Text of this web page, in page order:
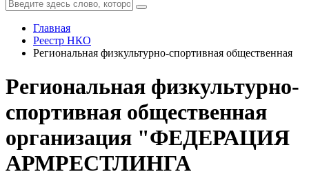
Главная
Реестр НКО
Региональная физкультурно-спортивная общественная
Региональная физкультурно-
спортивная общественная
организация "ФЕДЕРАЦИЯ
АРМРЕСТЛИНГА